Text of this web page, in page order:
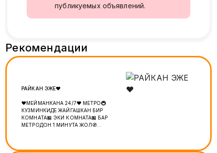
публикуемых объявлений.
Рекомендации
РАЙКАН ЭЖЕ❤️
❤️МЕЙМАНКАНА 24/7❤️ МЕТРО🚇
КУЗМИНКИДЕ ЖАЙГАШКАН БИР
КОМНАТА🏪 ЭКИ КОМНАТА🏪 БАР
МЕТРОДОН 1 МИНУТА ЖОЛ🧭